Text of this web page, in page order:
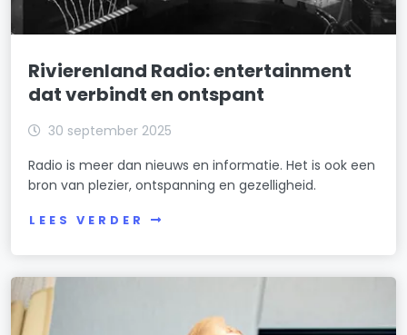
Rivierenland Radio: entertainment
dat verbindt en ontspant
30 september 2025
Radio is meer dan nieuws en informatie. Het is ook een
bron van plezier, ontspanning en gezelligheid.
LEES VERDER